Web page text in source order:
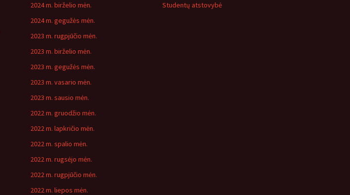
2024 m. birželio mėn.
2024 m. gegužės mėn.
2023 m. rugpjūčio mėn.
2023 m. birželio mėn.
2023 m. gegužės mėn.
2023 m. vasario mėn.
2023 m. sausio mėn.
2022 m. gruodžio mėn.
2022 m. lapkričio mėn.
2022 m. spalio mėn.
2022 m. rugsėjo mėn.
2022 m. rugpjūčio mėn.
2022 m. liepos mėn.
Studentų atstovybė